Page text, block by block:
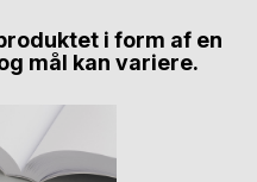
i form af en
mål kan variere.